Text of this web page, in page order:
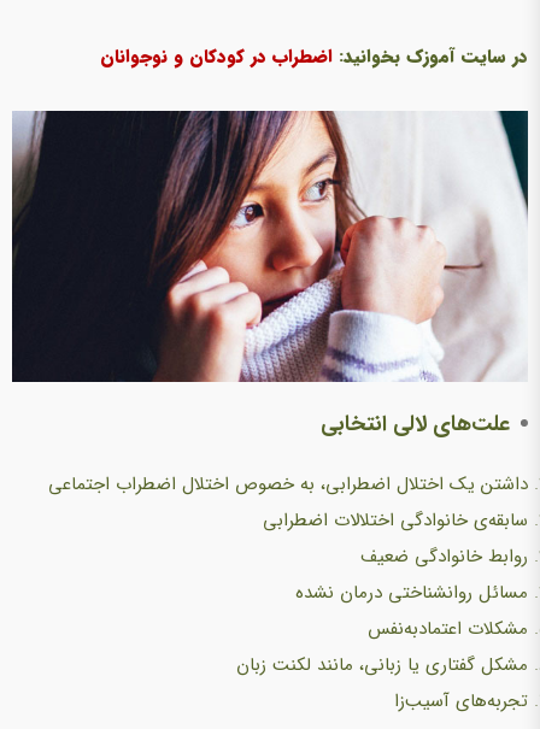
در سایت آموزک بخوانید: اضطراب در کودکان و نوجوانان
علت‌های لالی انتخابی
داشتن یک اختلال اضطرابی، به خصوص اختلال اضطراب اجتماعی
سابقه‌ی خانوادگی اختلالات اضطرابی
روابط خانوادگی ضعیف
مسائل روانشناختی درمان نشده
مشکلات اعتماد‌به‌نفس
مشکل گفتاری یا زبانی، مانند لکنت زبان
تجربه‌های آسیب‌زا